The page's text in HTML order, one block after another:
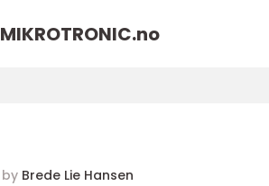
MIKROTRONIC.no
by Brede Lie Hansen